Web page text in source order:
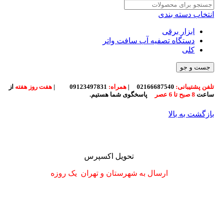
انتخاب دسته بندی
ابزار برقی
دستگاه تصفیه آب سافت واتر
کلی
جست و جو
تلفن پشتیبانی: | همراه: | هفت روز هفته از
ساعت 8 صبح تا 6 عصر پاسخگوی شما هستیم.
بازگشت به بالا
تحویل اکسپرس
ارسال به شهرستان و تهران یک روزه